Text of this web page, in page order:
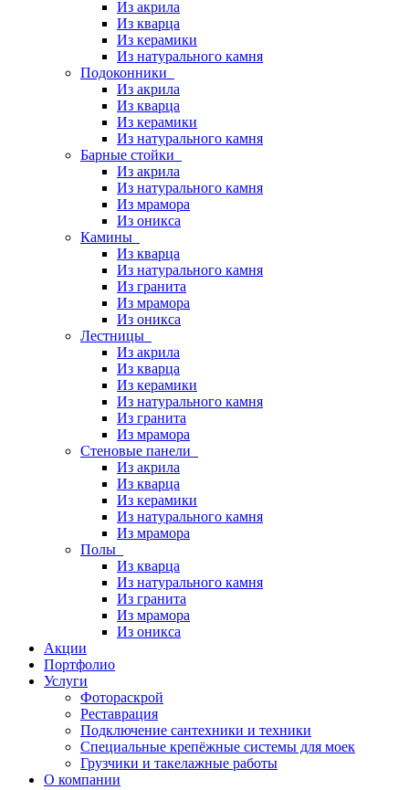
Из акрила
Из кварца
Из керамики
Из натурального камня
Подоконники
Из акрила
Из кварца
Из керамики
Из натурального камня
Барные стойки
Из акрила
Из натурального камня
Из мрамора
Из оникса
Камины
Из кварца
Из натурального камня
Из гранита
Из мрамора
Из оникса
Лестницы
Из акрила
Из кварца
Из керамики
Из натурального камня
Из гранита
Из мрамора
Стеновые панели
Из акрила
Из кварца
Из керамики
Из натурального камня
Из мрамора
Полы
Из кварца
Из натурального камня
Из гранита
Из мрамора
Из оникса
Акции
Портфолио
Услуги
Фотораскрой
Реставрация
Подключение сантехники и техники
Специальные крепёжные системы для моек
Грузчики и такелажные работы
О компании